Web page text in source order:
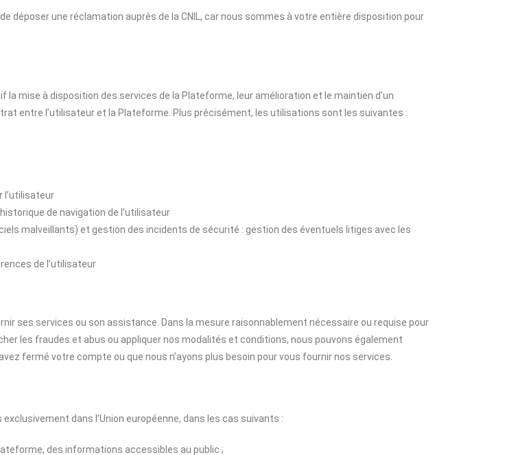
déposer une réclamation auprès de la CNIL, car nous sommes à votre entière disposition pour
mise à disposition des services de la Plateforme, leur amélioration et le maintien d’un
entre l’utilisateur et la Plateforme. Plus précisément, les utilisations sont les suivantes :
l’utilisateur
de navigation de l’utilisateur
malveillants) et gestion des incidents de sécurité : gestion des éventuels litiges avec les
de l’utilisateur
ses services ou son assistance. Dans la mesure raisonnablement nécessaire ou requise pour
les fraudes et abus ou appliquer nos modalités et conditions, nous pouvons également
fermé votre compte ou que nous n’ayons plus besoin pour vous fournir nos services.
dans l’Union européenne, dans les cas suivants :
des informations accessibles au public ;